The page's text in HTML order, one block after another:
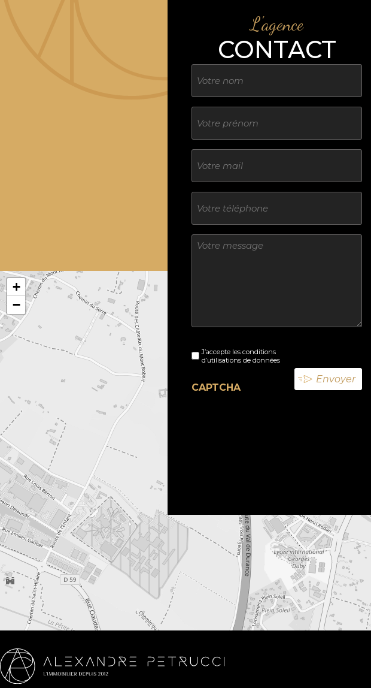
L'agence
CONTACT
Nom
Sans
titre
E-
mail
Téléphone
Sans
titre
titreJ’accepte les conditions
d’utilisations de données
CAPTCHA
+
−